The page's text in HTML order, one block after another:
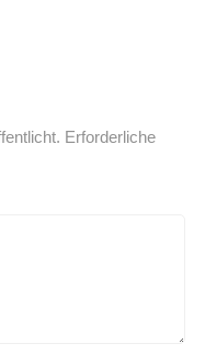
Erforderliche